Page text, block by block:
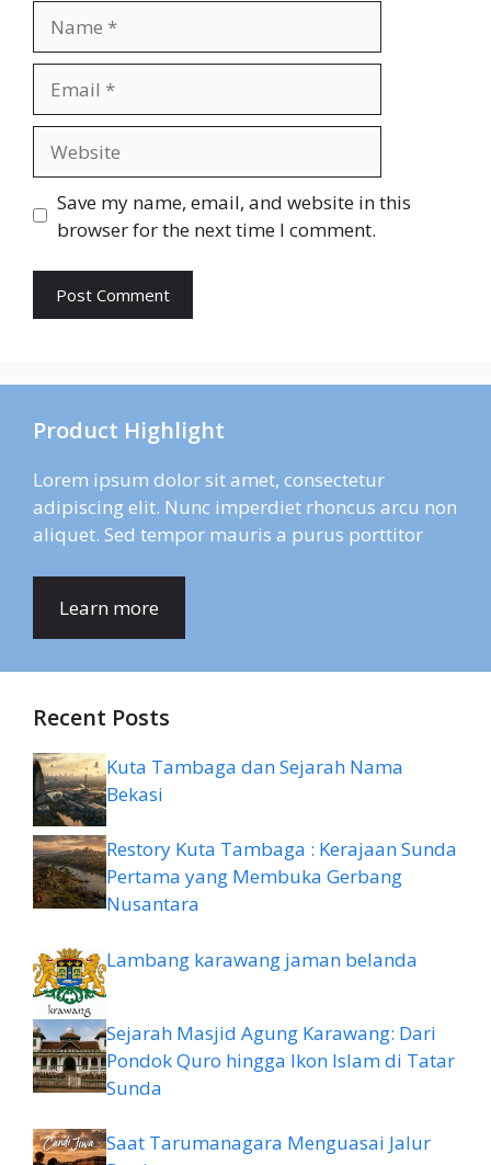
Save my name, email, and website in this
browser for the next time I comment.
Product Highlight
Lorem ipsum dolor sit amet, consectetur
adipiscing elit. Nunc imperdiet rhoncus arcu non
aliquet. Sed tempor mauris a purus porttitor
Learn more
Recent Posts
Kuta Tambaga dan Sejarah Nama
Bekasi
Restory Kuta Tambaga : Kerajaan Sunda
Pertama yang Membuka Gerbang
Nusantara
Lambang karawang jaman belanda
Sejarah Masjid Agung Karawang: Dari
Pondok Quro hingga Ikon Islam di Tatar
Sunda
Saat Tarumanagara Menguasai Jalur